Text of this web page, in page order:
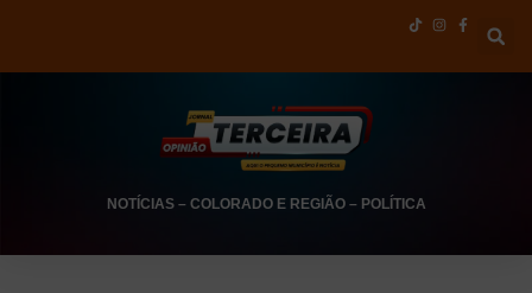
NOTÍCIAS– COLORADO E REGIÃO– POLÍTICA